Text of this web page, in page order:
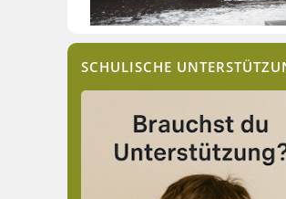
SCHULISCHE